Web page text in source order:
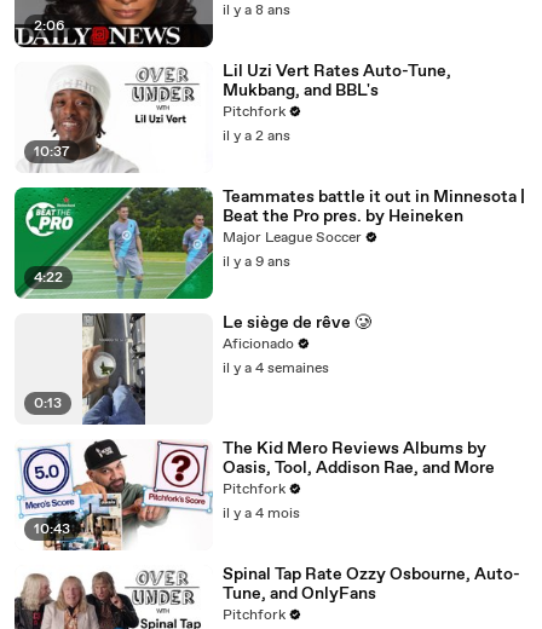
2:06
il y a 8 ans
10:37
Lil Uzi Vert Rates Auto-Tune,
Mukbang, and BBL's
Pitchfork
il y a 2 ans
4:22
Teammates battle it out in Minnesota |
Beat the Pro pres. by Heineken
Major League Soccer
il y a 9 ans
0:13
Le siège de rêve 🥲
Aficionado
il y a 4 semaines
10:43
The Kid Mero Reviews Albums by
Oasis, Tool, Addison Rae, and More
Pitchfork
il y a 4 mois
Spinal Tap Rate Ozzy Osbourne, Auto-
Tune, and OnlyFans
Pitchfork